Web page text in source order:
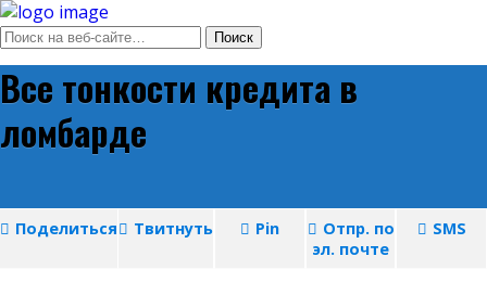
Все тонкости кредита в
ломбарде
Поделиться Твитнуть Pin
Отпр. по
эл. почте
SMS